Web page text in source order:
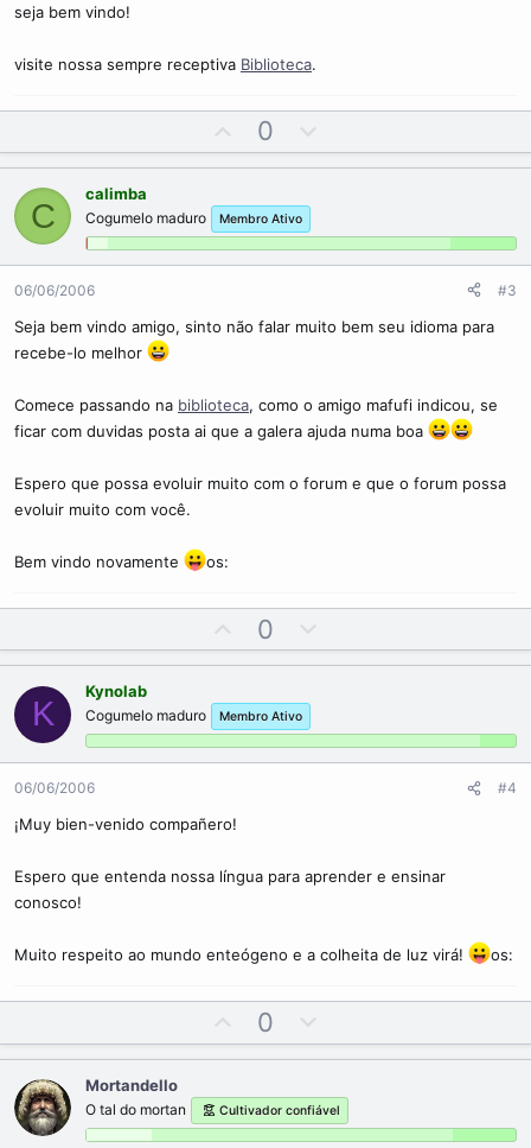
seja bem vindo!
visite nossa sempre receptiva Biblioteca.
p
o
t
e
0
o
v
o
C
calimba
Cogumelo maduro Membro Ativo
06/06/2006 #3
Seja bem vindo amigo, sinto não falar muito bem seu idioma para
recebe-lo melhor
Comece passando na biblioteca, como o amigo mafufi indicou, se
ficar com duvidas posta ai que a galera ajuda numa boa
Espero que possa evoluir muito com o forum e que o forum possa
evoluir muito com você.
Bem vindo novamente os:
p
o
t
e
0
o
v
o
K
Kynolab
Cogumelo maduro Membro Ativo
06/06/2006 #4
¡Muy bien-venido compañero!
Espero que entenda nossa língua para aprender e ensinar
conosco!
Muito respeito ao mundo enteógeno e a colheita de luz virá! os:
p
o
t
0
o
n
v
Mortandello
O tal do mortan Cultivador confiável